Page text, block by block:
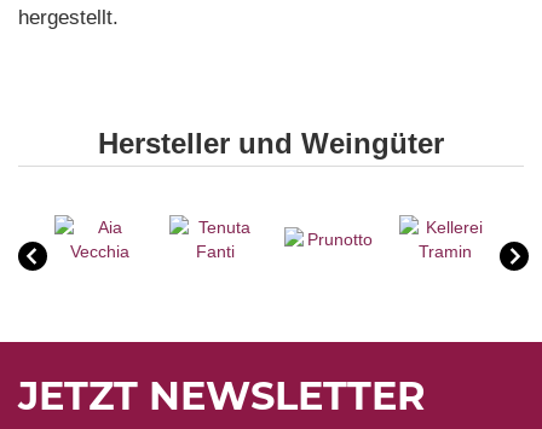
hergestellt.
Hersteller und Weingüter
JETZT NEWSLETTER